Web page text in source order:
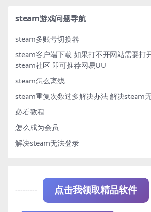
steam游戏问题导航
steam多账号切换器
steam客户端下载 如果打不开网站需要打
steam社区 即可推荐网易UU
steam怎么离线
steam重复次数过多解决办法 解决steam
必看教程
怎么成为会员
解决steam无法登录
--------- 点击我领取精品软件